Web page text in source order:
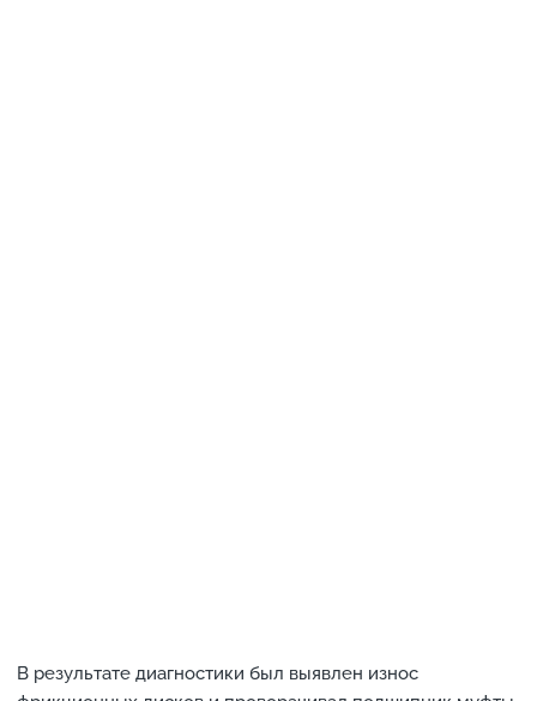
В результате диагностики был выявлен износ